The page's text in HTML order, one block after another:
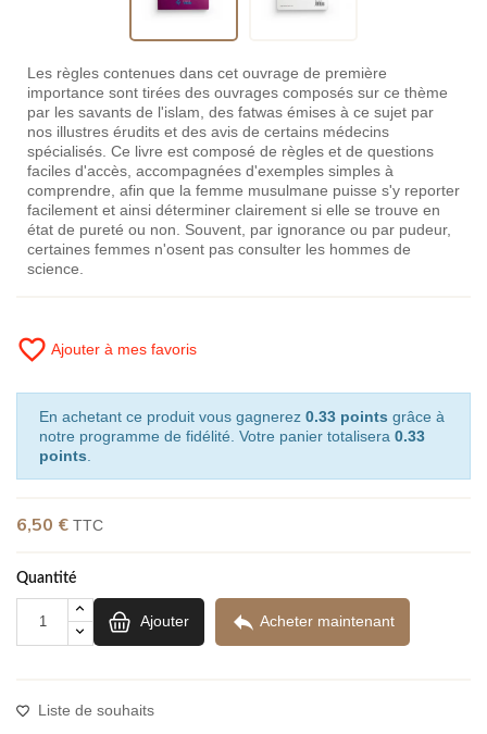
Les règles contenues dans cet ouvrage de première
importance sont tirées des ouvrages composés sur ce thème
par les savants de l'islam, des fatwas émises à ce sujet par
nos illustres érudits et des avis de certains médecins
spécialisés. Ce livre est composé de règles et de questions
faciles d'accès, accompagnées d'exemples simples à
comprendre, afin que la femme musulmane puisse s'y reporter
facilement et ainsi déterminer clairement si elle se trouve en
état de pureté ou non. Souvent, par ignorance ou par pudeur,
certaines femmes n'osent pas consulter les hommes de
science.
favorite_border Ajouter à mes favoris
En achetant ce produit vous gagnerez 0.33 points grâce à
notre programme de fidélité. Votre panier totalisera 0.33
points
6,50 € TTC
Quantité
Ajouter  Acheter maintenant
Liste de souhaits